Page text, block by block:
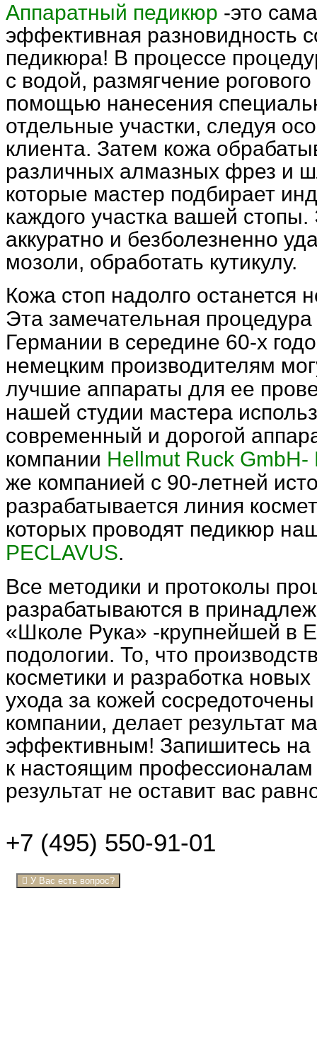
Аппаратный педикюр -это
эффективная разновидность
педикюра! В процессе
с водой, размягчение
помощью нанесения
отдельные участки, следуя
клиента. Затем кожа
различных алмазных фрез и
которые мастер подбирает
каждого участка вашей стопы.
аккуратно и безболезненно
мозоли, обработать кутикулу.
Кожа стоп надолго останется
Эта замечательная
Германии в середине 60-х
немецким производителям
лучшие аппараты для ее
нашей студии мастера
современный и дорогой
компании Hellmut Ruck GmbH-
же компанией с 90-летней
разрабатывается линия
которых проводят педикюр
PECLAVUS.
Все методики и протоколы
разрабатываются в
«Школе Рука» -крупнейшей в
подологии. То, что
косметики и разработка
ухода за кожей
компании, делает результат
эффективным! Запишитесь на
к настоящим
результат не оставит вас
+7 (495) 550-91-01
У Вас есть вопрос?